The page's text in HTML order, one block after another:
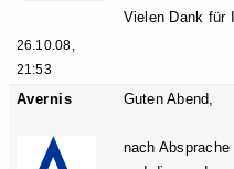
26.10.08,
21:53
Vielen Dank für
Avernis Guten Abend,
nach